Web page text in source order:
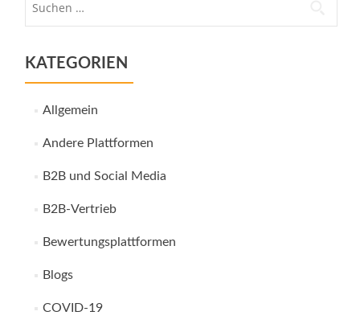
KATEGORIEN
Allgemein
Andere Plattformen
B2B und Social Media
B2B-Vertrieb
Bewertungsplattformen
Blogs
COVID-19